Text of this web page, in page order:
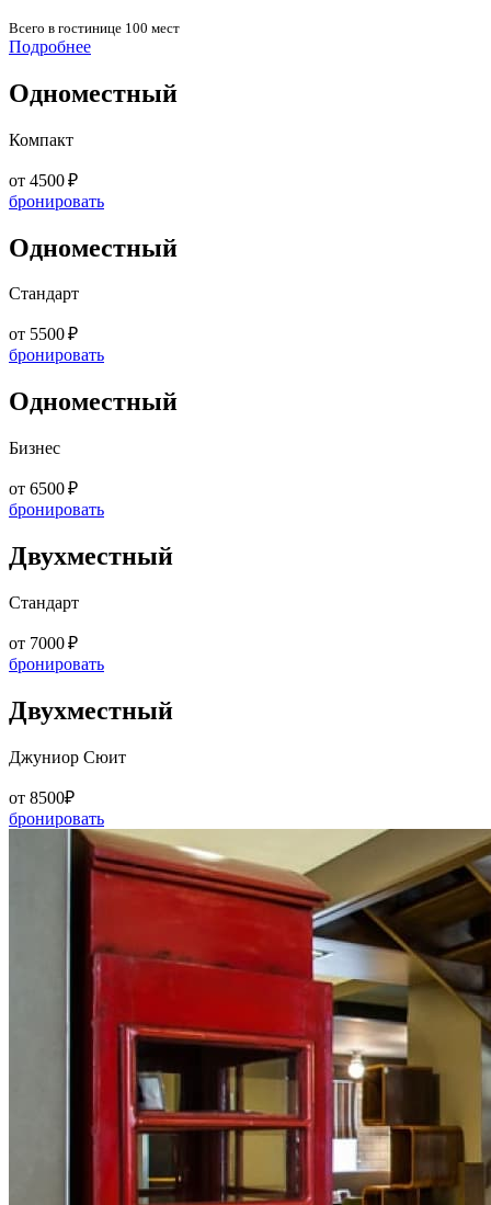
Всего в гостинице 100 мест
Подробнее
Одноместный
Компакт
от 4500 ₽
бронировать
Одноместный
Стандарт
от 5500 ₽
бронировать
Одноместный
Бизнес
от 6500 ₽
бронировать
Двухместный
Стандарт
от 7000 ₽
бронировать
Двухместный
Джуниор Сюит
от 8500₽
бронировать